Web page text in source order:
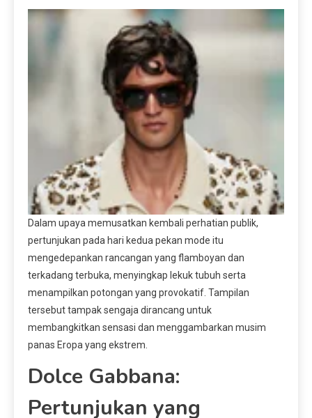
Dalam upaya memusatkan kembali perhatian publik,
pertunjukan pada hari kedua pekan mode itu
mengedepankan rancangan yang flamboyan dan
terkadang terbuka, menyingkap lekuk tubuh serta
menampilkan potongan yang provokatif. Tampilan
tersebut tampak sengaja dirancang untuk
membangkitkan sensasi dan menggambarkan musim
panas Eropa yang ekstrem.
Dolce Gabbana:
Pertunjukan yang